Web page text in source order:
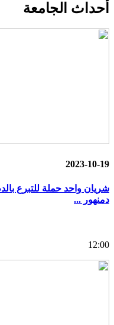
أحداث الجامعة
2023-10-19
شريان واحد حملة للتبرع
دمنهور ...
12:00